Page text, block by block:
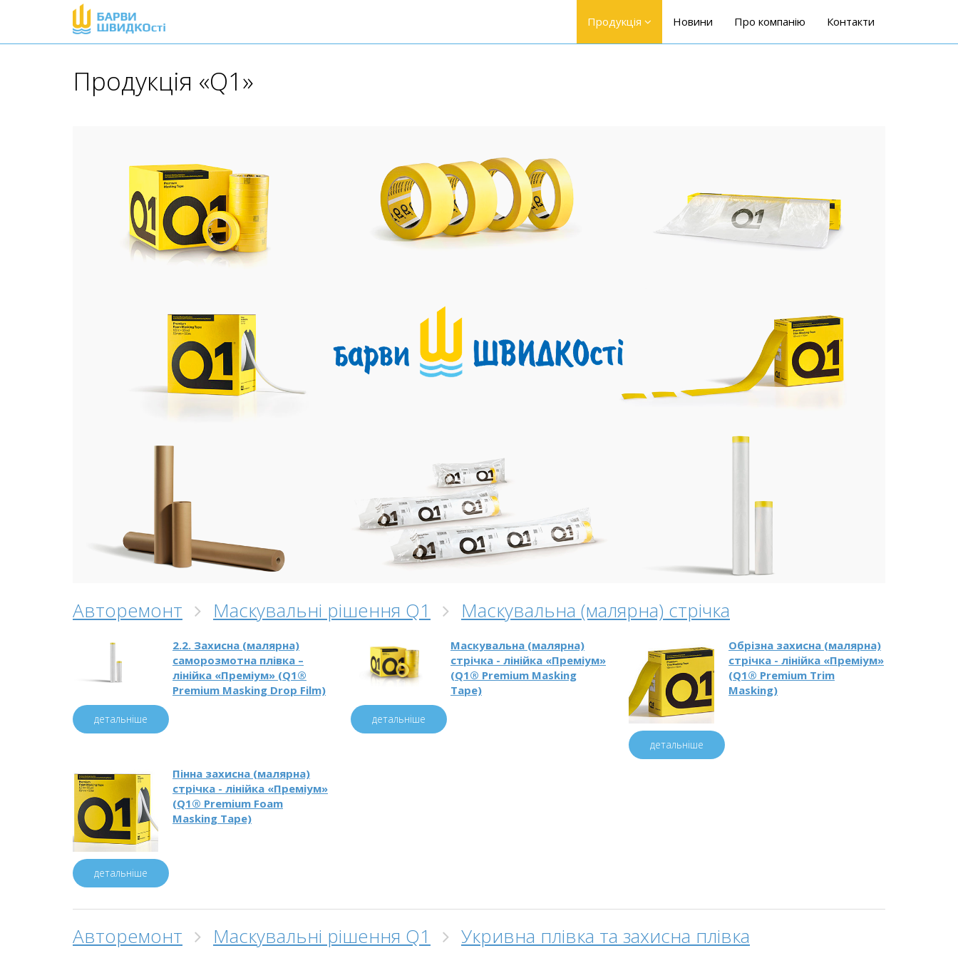
Продукція Новини Про компанію Контакти
Продукція «Q1»
Авторемонт Маскувальні рішення Q1 Маскувальна (малярна) стрічка
2.2. Захисна (малярна)
саморозмотна плівка –
лінійка «Преміум» (Q1®
Premium Masking Drop Film)
детальніше
Маскувальна (малярна)
стрічка - лінійка «Преміум»
(Q1® Premium Masking
Tape)
детальніше
Обрізна захисна (малярна)
стрічка - лінійка «Преміум»
(Q1® Premium Trim
Masking)
детальніше
Пінна захисна (малярна)
стрічка - лінійка «Преміум»
(Q1® Premium Foam
Masking Tape)
детальніше
Авторемонт Маскувальні рішення Q1 Укривна плівка та захисна плівка